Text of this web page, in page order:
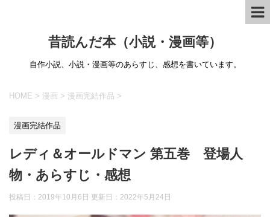
昔読んだ本（小説・漫画等）
自作小説、小説・漫画等のあらすじ、感想を書いています。
HOME > 漫画 > 漫画完結作品 >
漫画完結作品
レディ＆オールドマン 第五巻 登場人
物・あらすじ・感想
投稿日：2019年10月6日 更新日： 2022年5月24日